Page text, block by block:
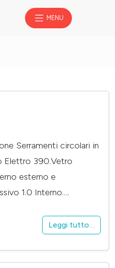
MENU
Serramenti circolari in
Elettro 390.Vetro
esterno e
1.0 Interno….
Leggi tutto…